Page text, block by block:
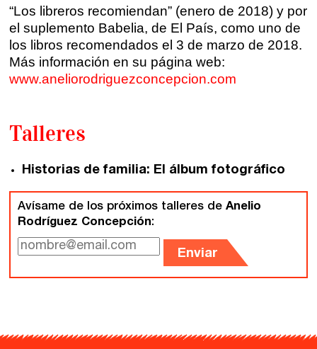
Club de Escritura
Concursos
Catálogo
Recursos
Asesoría y Corrección
Contacto
“Los libreros recomiendan” (enero de 2018) y por
el suplemento Babelia, de El País, como uno de
los libros recomendados el 3 de marzo de 2018.
Más información en su página web:
www.aneliorodriguezconcepcion.com
Talleres
Historias de familia: El álbum fotográfico
Avísame de los próximos talleres de Anelio
Rodríguez Concepción:
Enviar